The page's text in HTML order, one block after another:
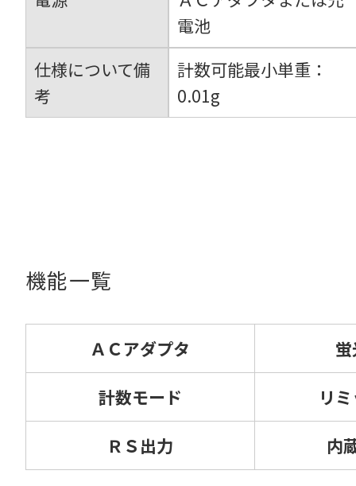
電池
仕様について備
考
計数可能最小単重：
0.01g
機能一覧
ＡＣアダプタ
計数モード リ
ＲＳ出力 内